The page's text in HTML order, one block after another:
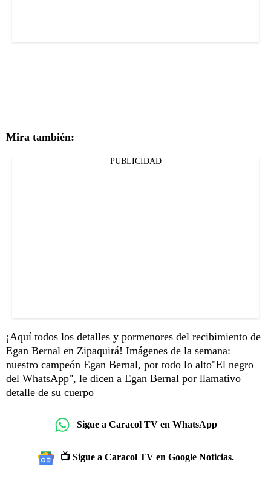
Mira también:
PUBLICIDAD
¡Aquí todos los detalles y pormenores del recibimiento de
Egan Bernal en Zipaquirá! Imágenes de la semana:
nuestro campeón Egan Bernal, por todo lo alto"El negro
del WhatsApp", le dicen a Egan Bernal por llamativo
detalle de su cuerpo
Sigue a Caracol TV en WhatsApp
📺 Sigue a Caracol TV en Google Noticias.